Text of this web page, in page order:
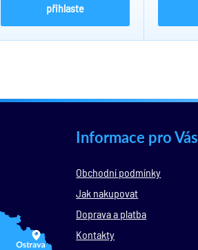
přihlaste
Informace pro Vás
Obchodní podmínky
Jak nakupovat
Doprava a platba
Kontakty